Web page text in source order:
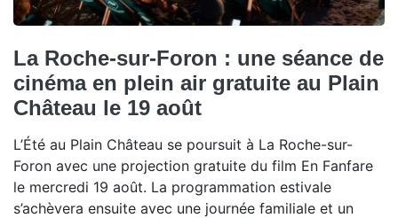
La Roche-sur-Foron : une séance de
cinéma en plein air gratuite au Plain
Château le 19 août
L’Été au Plain Château se poursuit à La Roche-sur-
Foron avec une projection gratuite du film En Fanfare
le mercredi 19 août. La programmation estivale
s’achèvera ensuite avec une journée familiale et un